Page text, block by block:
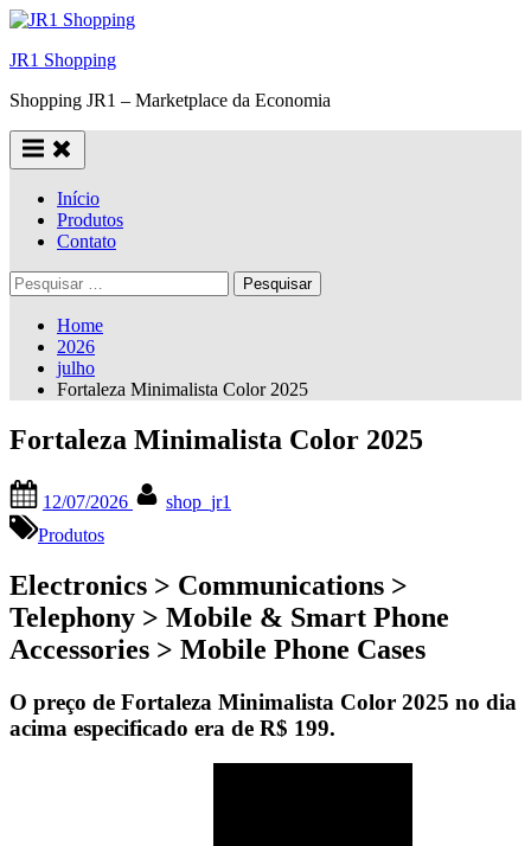
Skip
content
JR1 Shopping
Shopping JR1 – Marketplace da Economia
Início
Produtos
Contato
Pesquisar
por:
Home
2026
julho
Fortaleza Minimalista Color 2025
Fortaleza Minimalista Color 2025
on
12/07/2026
shop_jr1
Produtos
Electronics > Communications >
Telephony > Mobile & Smart Phone
Accessories > Mobile Phone Cases
O preço de Fortaleza Minimalista Color 2025 no dia
acima especificado era de R$ 199.